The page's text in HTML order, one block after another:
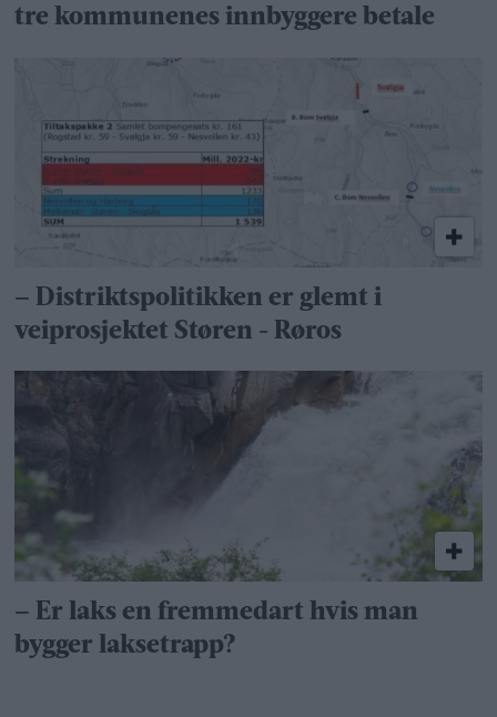
tre kommunenes innbyggere betale
– Distrikts­politikken er glemt i
veiprosjektet Støren - Røros
– Er laks en fremmedart hvis man
bygger laksetrapp?